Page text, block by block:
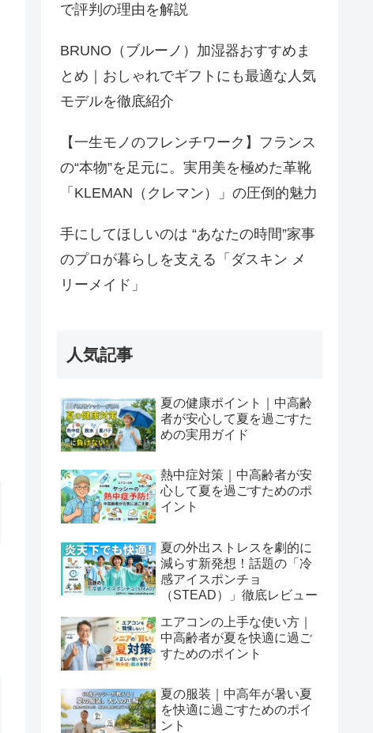
で評判の理由を解説
BRUNO（ブルーノ）加湿器おすすめま
とめ｜おしゃれでギフトにも最適な人気
モデルを徹底紹介
【一生モノのフレンチワーク】フランス
の“本物”を足元に。実用美を極めた革靴
「KLEMAN（クレマン）」の圧倒的魅力
手にしてほしいのは “あなたの時間”家事
のプロが暮らしを支える「ダスキン メ
リーメイド」
人気記事
夏の健康ポイント｜中高齢
者が安心して夏を過ごすた
めの実用ガイド
熱中症対策｜中高齢者が安
心して夏を過ごすためのポ
イント
夏の外出ストレスを劇的に
減らす新発想！話題の「冷
感アイスポンチョ
（STEAD）」徹底レビュー
エアコンの上手な使い方｜
中高齢者が夏を快適に過ご
すためのポイント
夏の服装｜中高年が暑い夏
を快適に過ごすためのポイ
ント